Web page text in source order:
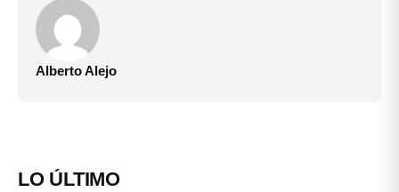
Alberto Alejo
LO ÚLTIMO